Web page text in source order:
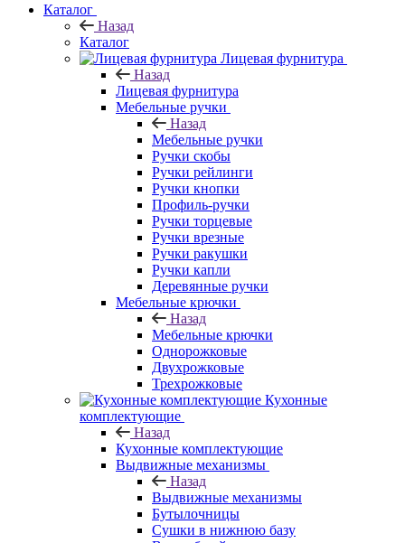
Каталог
Назад
Каталог
Лицевая фурнитура
Назад
Лицевая фурнитура
Мебельные ручки
Назад
Мебельные ручки
Ручки скобы
Ручки рейлинги
Ручки кнопки
Профиль-ручки
Ручки торцевые
Ручки врезные
Ручки ракушки
Ручки капли
Деревянные ручки
Мебельные крючки
Назад
Мебельные крючки
Однорожковые
Двухрожковые
Трехрожковые
Кухонные
комплектующие
Назад
Кухонные комплектующие
Выдвижные механизмы
Назад
Выдвижные механизмы
Бутылочницы
Сушки в нижнюю базу